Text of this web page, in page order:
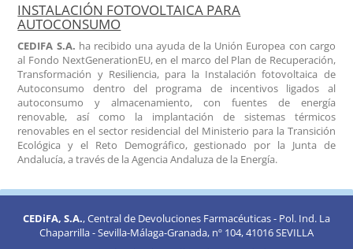
INSTALACIÓN FOTOVOLTAICA PARA
AUTOCONSUMO
CEDIFA S.A. ha recibido una ayuda de la Unión Europea con cargo
al Fondo NextGenerationEU, en el marco del Plan de Recuperación,
Transformación y Resiliencia, para la Instalación fotovoltaica de
Autoconsumo dentro del programa de incentivos ligados al
autoconsumo y almacenamiento, con fuentes de energía
renovable, así como la implantación de sistemas térmicos
renovables en el sector residencial del Ministerio para la Transición
Ecológica y el Reto Demográfico, gestionado por la Junta de
Andalucía, a través de la Agencia Andaluza de la Energía.
CEDiFA, S.A., Central de Devoluciones Farmacéuticas - Pol. Ind. La
Chaparrilla - Sevilla-Málaga-Granada, nº 104, 41016 SEVILLA